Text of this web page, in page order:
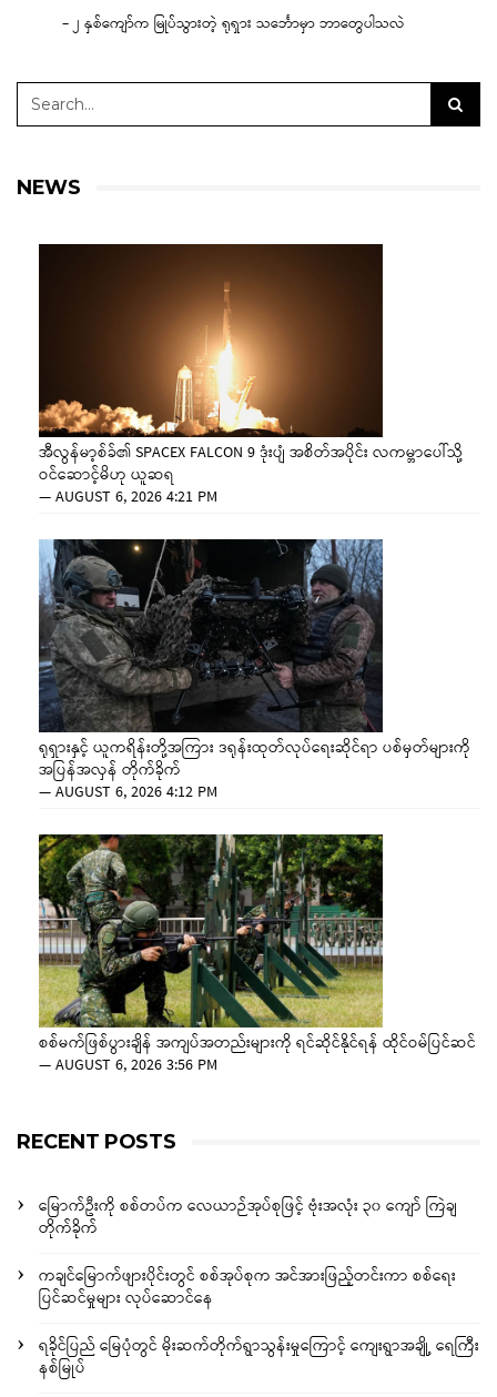
– ၂ နှစ်ကျော်က မြုပ်သွားတဲ့ ရုရှား သင်္ဘောမှာ ဘာတွေပါသလဲ
NEWS
အီလွန်မာ့စ်ခ်၏ SPACEX FALCON 9 ဒုံးပျံ အစိတ်အပိုင်း လကမ္ဘာပေါ်သို့
ဝင်ဆောင့်မိဟု ယူဆရ
—AUGUST 6, 2026 4:21 PM
ရုရှားနှင့် ယူကရိန်းတို့အကြား ဒရုန်းထုတ်လုပ်ရေးဆိုင်ရာ ပစ်မှတ်များကို
အပြန်အလှန် တိုက်ခိုက်
—AUGUST 6, 2026 4:12 PM
စစ်မက်ဖြစ်ပွားချိန် အကျပ်အတည်းများကို ရင်ဆိုင်နိုင်ရန် ထိုင်ဝမ်ပြင်ဆင်
—AUGUST 6, 2026 3:56 PM
RECENT POSTS
မြောက်ဦးကို စစ်တပ်က လေယာဉ်အုပ်စုဖြင့် ဗုံးအလုံး ၃၀ ကျော် ကြဲချ
တိုက်ခိုက်
ကချင်မြောက်ဖျားပိုင်းတွင် စစ်အုပ်စုက အင်အားဖြည့်တင်းကာ စစ်ရေး
ပြင်ဆင်မှုများ လုပ်ဆောင်နေ
ရခိုင်ပြည် မြေပုံတွင် မိုးဆက်တိုက်ရွာသွန်းမှုကြောင့် ကျေးရွာအချို့ ရေကြီး
နစ်မြုပ်